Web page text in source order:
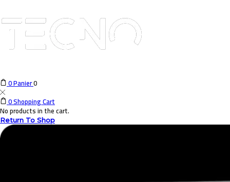
0Panier0
0Shopping Cart
No products in the cart.
Return To Shop